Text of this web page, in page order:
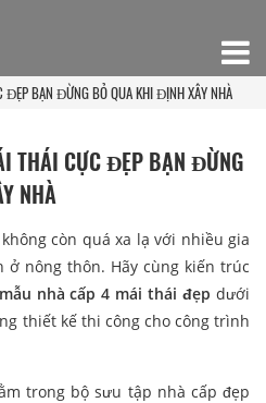
ĐẸP BẠN ĐỪNG BỎ QUA KHI ĐỊNH XÂY NHÀ
THÁI CỰC ĐẸP BẠN ĐỪNG
NHÀ
còn quá xa lạ với nhiều gia
nông thôn. Hãy cùng kiến trúc
nhà cấp 4 mái thái đẹp dưới
thiết kế thi công cho công trình
trong bộ sưu tập nhà cấp đẹp